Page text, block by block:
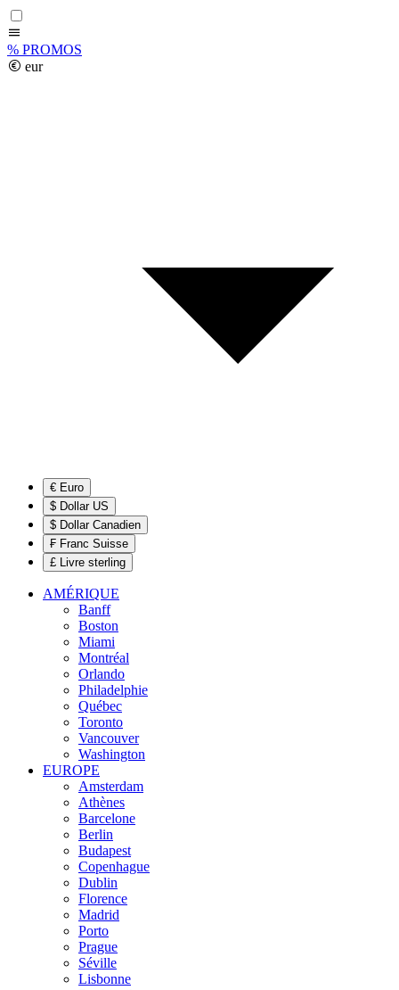
% PROMOS
eur
€ Euro
$ Dollar US
$ Dollar Canadien
₣ Franc Suisse
£ Livre sterling
AMÉRIQUE
Banff
Boston
Miami
Montréal
Orlando
Philadelphie
Québec
Toronto
Vancouver
Washington
EUROPE
Amsterdam
Athènes
Barcelone
Berlin
Budapest
Copenhague
Dublin
Florence
Madrid
Porto
Prague
Séville
Lisbonne